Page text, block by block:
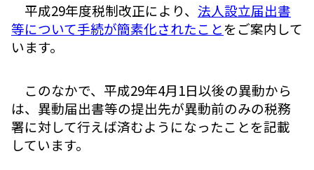
平成29年度税制改正により、 法人設立届出書
等について手続が簡素化されたことをご案内して
います。
このなかで、平成29年4月1日以後の異動から
は、異動届出書等の提出先が異動前のみの税務
署に対して行えば済むようになったことを記載
しています。